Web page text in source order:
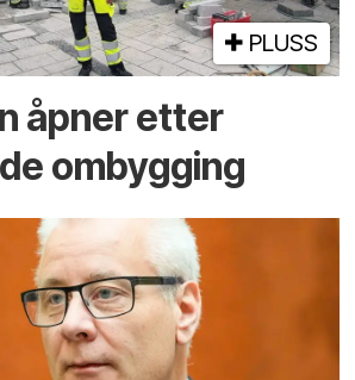
PLUSS
åpner etter
ombygging